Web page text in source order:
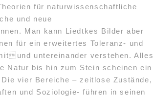
für naturwissenschaftliche
und neue
Man kann Liedtkes Bilder aber
für ein erweitertes Toleranz- und
untereinander verstehen. Alles
Natur bis hin zum Stein scheinen ein
vier Bereiche – zeitlose Zustände,
und Soziologie- führen in seinen